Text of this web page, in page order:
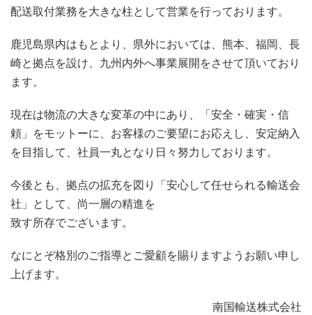
配送取付業務を大きな柱として営業を行っております。
鹿児島県内はもとより、県外においては、熊本、福岡、長
崎と拠点を設け、九州内外へ事業展開をさせて頂いており
ます。
現在は物流の大きな変革の中にあり、「安全・確実・信
頼」をモットーに、お客様のご要望にお応えし、安定納入
を目指して、社員一丸となり日々努力しております。
今後とも、拠点の拡充を図り「安心して任せられる輸送会
社」として、尚一層の精進を
致す所存でございます。
なにとぞ格別のご指導とご愛顧を賜りますようお願い申し
上げます。
南国輸送株式会社